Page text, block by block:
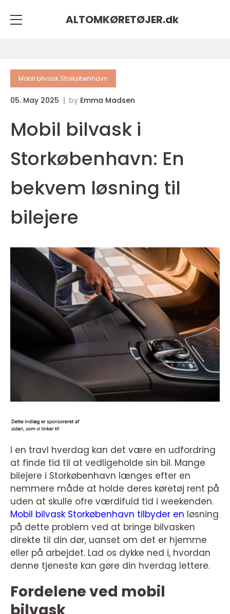
ALTOMKØRETØJER.dk
Mobil bilvask Storkøbenhavn
05. May 2025 by Emma Madsen
Mobil bilvask i
Storkøbenhavn: En
bekvem løsning til
bilejere
I en travl hverdag kan det være en udfordring
at finde tid til at vedligeholde sin bil. Mange
bilejere i Storkøbenhavn længes efter en
nemmere måde at holde deres køretøj rent på
uden at skulle ofre værdifuld tid i weekenden.
Mobil bilvask Storkøbenhavn tilbyder en løsning
på dette problem ved at bringe bilvasken
direkte til din dør, uanset om det er hjemme
eller på arbejdet. Lad os dykke ned i, hvordan
denne tjeneste kan gøre din hverdag lettere.
Fordelene ved mobil